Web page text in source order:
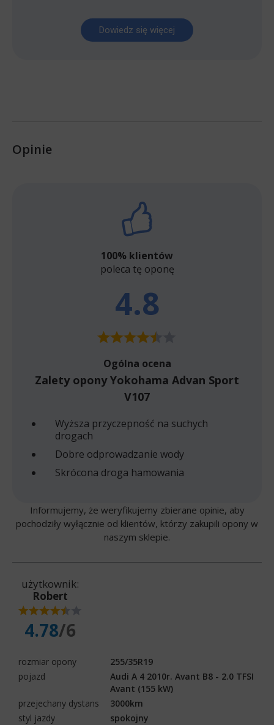
Dowiedz się więcej
Opinie
100% klientów
poleca tę oponę
4.8
Ogólna ocena
Zalety opony Yokohama Advan Sport
V107
Wyższa przyczepność na suchych
drogach
Dobre odprowadzanie wody
Skrócona droga hamowania
Informujemy, że weryfikujemy zbierane opinie, aby
pochodziły wyłącznie od klientów, którzy zakupili opony w
naszym sklepie.
użytkownik:
Robert
4.78/6
rozmiar opony
255/35R19
pojazd
Audi A 4 2010r. Avant B8 - 2.0 TFSI
Avant (155 kW)
przejechany dystans
3000km
styl jazdy
spokojny